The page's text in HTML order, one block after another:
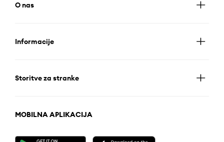
O nas
Informacije
Storitve za stranke
MOBILNA APLIKACIJA